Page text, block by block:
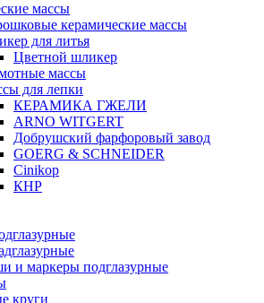
массы
керамические массы
для литья
Цветной шликер
массы
для лепки
КЕРАМИКА ГЖЕЛИ
ARNO WITGERT
Добрушский фарфоровый завод
GOERG & SCHNEIDER
Cinikop
КНР
и маркеры подглазурные
круги